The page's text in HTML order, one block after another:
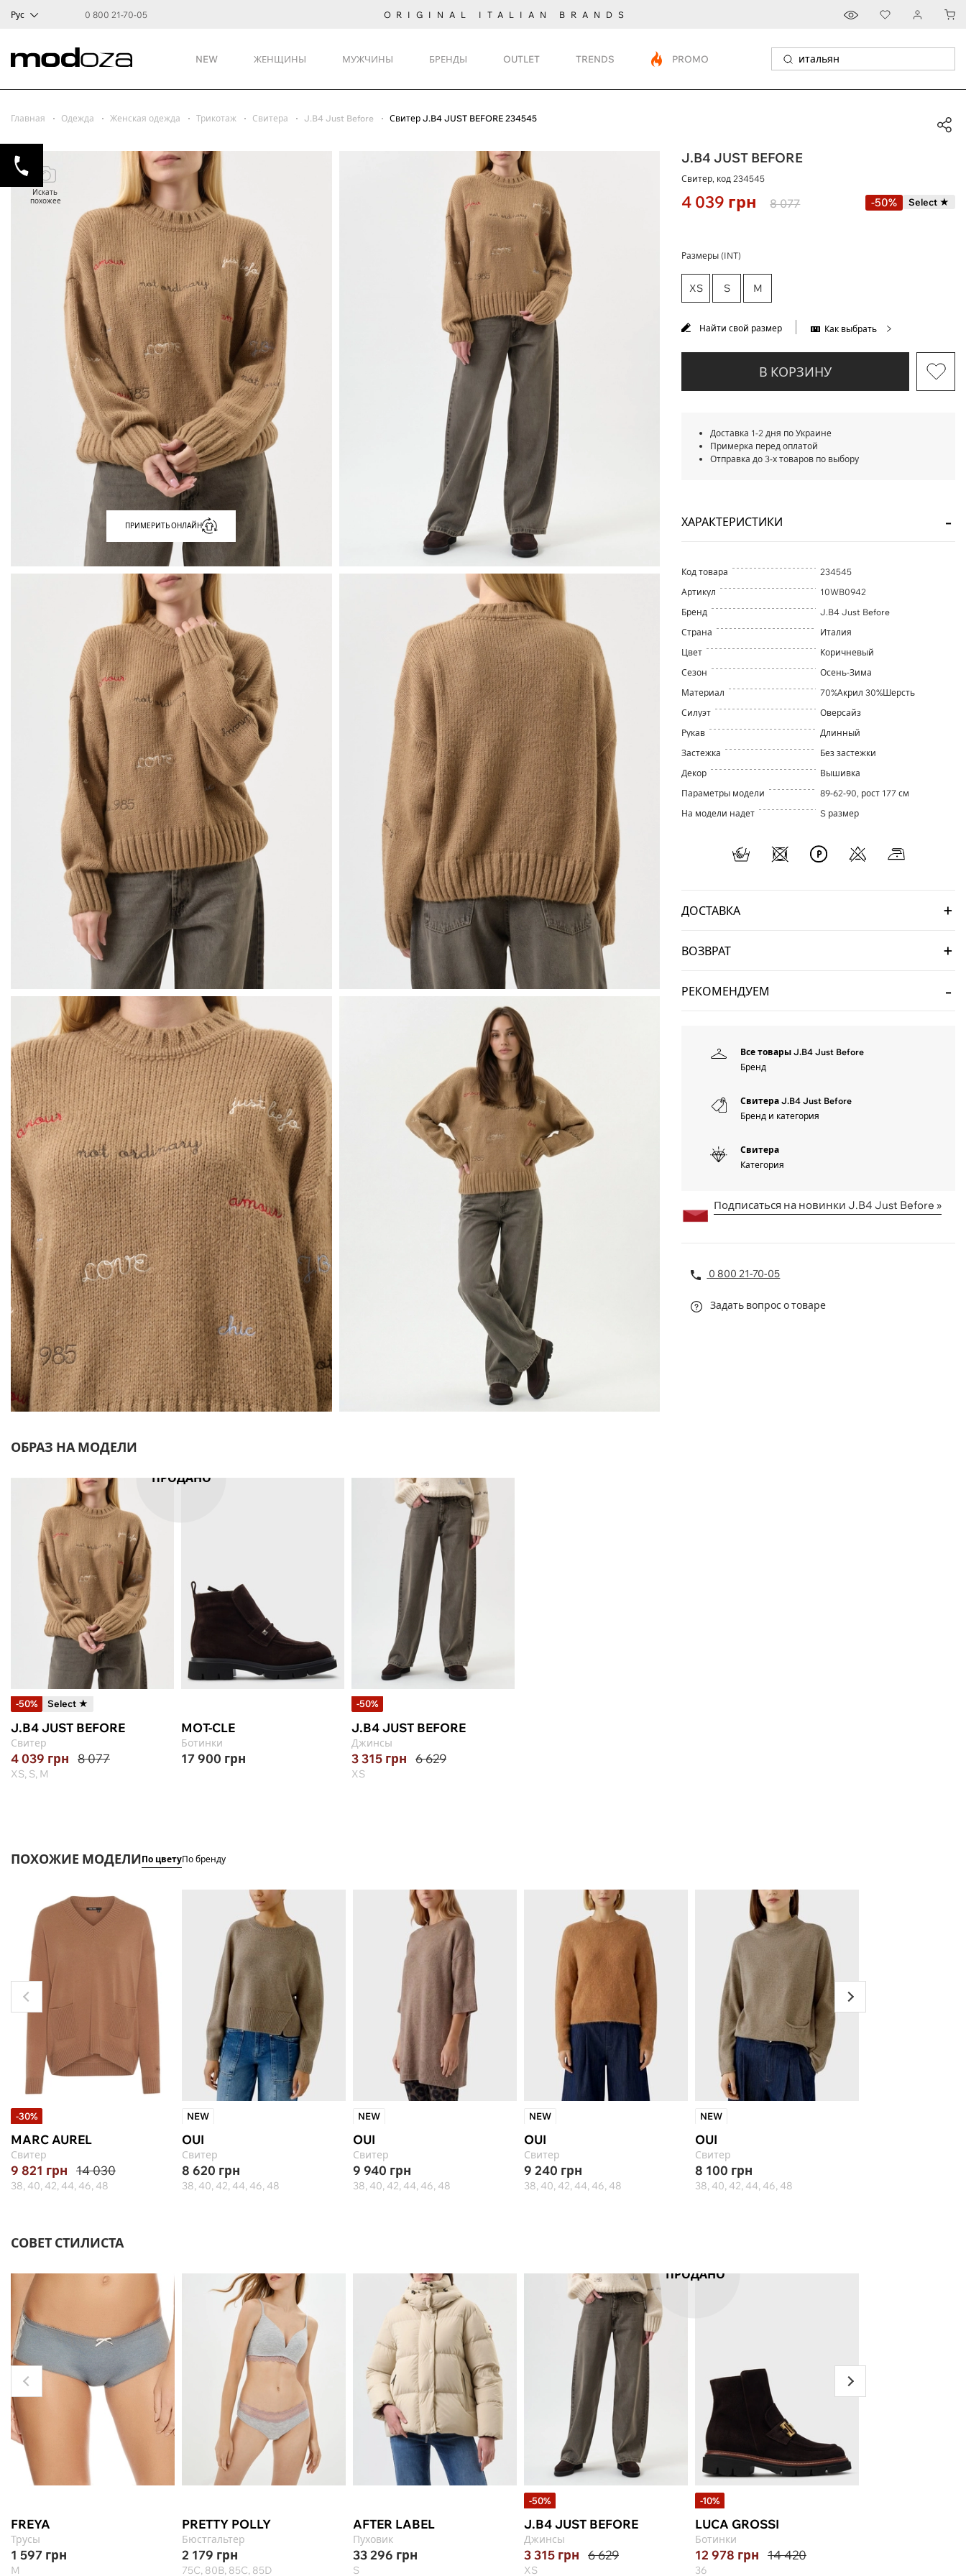
Рус 0 800 21-70-05 ORIGINAL ITALIAN BRANDS
NEW ЖЕНЩИНЫ МУЖЧИНЫ БРЕНДЫ OUTLET TRENDS PROMO
Главная Одежда Женская одежда Трикотаж Свитера J.B4 Just Before Свитер J.B4 JUST BEFORE 234545
Искать
похожее
ПРИМЕРИТЬ ОНЛАЙН
ОБРАЗ НА МОДЕЛИ
-50% Select ★
J.B4 JUST BEFORE
Свитер
4 039 грн 8 077
XS, S, M
ПРОДАНО
MOT-CLE
Ботинки
17 900 грн
-50%
J.B4 JUST BEFORE
Джинсы
3 315 грн 6 629
XS
J.B4 JUST BEFORE
Свитер, код234545
4 039 грн 8 077 Select ★
-50%
Размеры (INT)
XS S M
Найти свой размер Как выбрать
В КОРЗИНУ
Доставка 1-2 дня по Украине
Примерка перед оплатой
Отправка до 3-х товаров по выбору
ХАРАКТЕРИСТИКИ
Код товара
234545
Артикул
10WB0942
Бренд
J.B4 Just Before
Страна
Италия
Цвет
Коричневый
Сезон
Осень-Зима
Материал
70%Акрил 30%Шерсть
Силуэт
Оверсайз
Рукав
Длинный
Застежка
Без застежки
Декор
Вышивка
Параметры модели
89-62-90, рост 177 см
На модели надет
S размер
ДОСТАВКА
ВОЗВРАТ
РЕКОМЕНДУЕМ
Все товары J.B4 Just Before
Бренд
Свитера J.B4 Just Before
Бренд и категория
Свитера
Категория
Подписаться на новинки J.B4 Just Before »
0 800 21-70-05
Задать вопрос о товаре
ПОХОЖИЕ МОДЕЛИПо цветуПо бренду
-30%
MARC AUREL
Свитер
9 821 грн 14 030
38, 40, 42, 44, 46, 48
NEW
OUI
Свитер
8 620 грн
38, 40, 42, 44, 46, 48
NEW
OUI
Свитер
9 940 грн
38, 40, 42, 44, 46, 48
NEW
OUI
Свитер
9 240 грн
38, 40, 42, 44, 46, 48
NEW
OUI
Свитер
8 100 грн
38, 40, 42, 44, 46, 48
СОВЕТ СТИЛИСТА
FREYA
Трусы
1 597 грн
M
PRETTY POLLY
Бюстгальтер
2 179 грн
75C, 80B, 85C, 85D
AFTER LABEL
Пуховик
33 296 грн
S
-50%
J.B4 JUST BEFORE
Джинсы
3 315 грн 6 629
XS
ПРОДАНО
-10%
LUCA GROSSI
Ботинки
12 978 грн 14 420
36